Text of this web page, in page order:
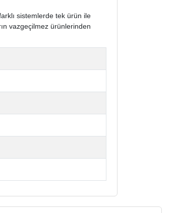
sistemlerde tek ürün ile
vazgeçilmez ürünlerinden